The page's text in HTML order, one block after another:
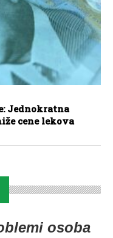
Jednokratna
cene lekova
osoba